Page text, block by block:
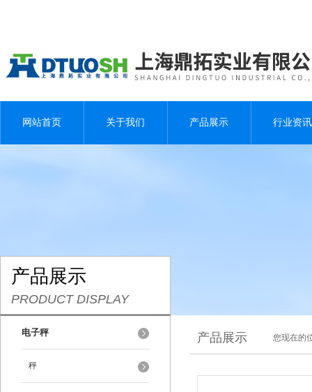
网站首页 关于我们 产品展示 行业资讯
产品展示
PRODUCT DISPLAY
电子秤
秤
产品展示 您现在的